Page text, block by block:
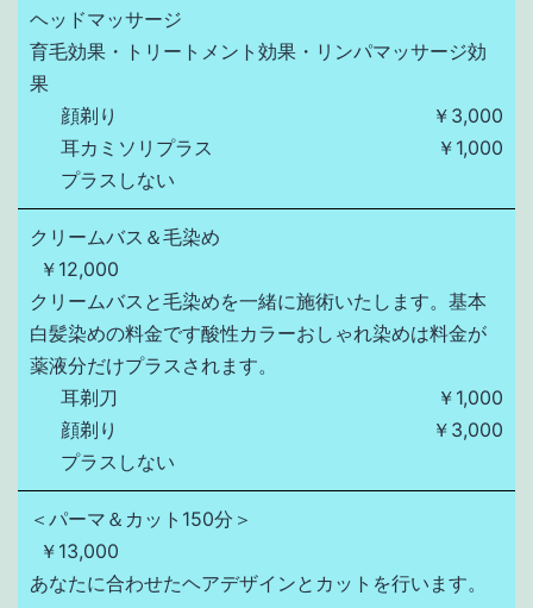
ヘッドマッサージ
育毛効果・トリートメント効果・リンパマッサージ効
果
顔剃り
￥3,000
耳カミソリプラス
￥1,000
プラスしない
クリームバス＆毛染め
￥12,000
クリームバスと毛染めを一緒に施術いたします。基本
白髪染めの料金です酸性カラーおしゃれ染めは料金が
薬液分だけプラスされます。
耳剃刀
￥1,000
顔剃り
￥3,000
プラスしない
＜パーマ＆カット150分＞
￥13,000
あなたに合わせたヘアデザインとカットを行います。